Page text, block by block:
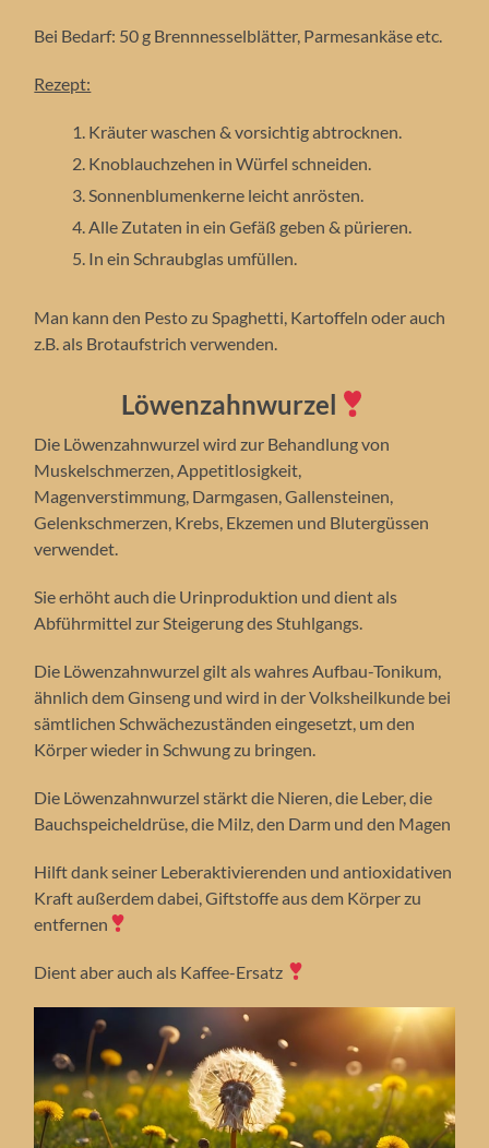
Bei Bedarf: 50 g Brennnesselblätter, Parmesankäse etc.
Rezept:
Kräuter waschen & vorsichtig abtrocknen.
Knoblauchzehen in Würfel schneiden.
Sonnenblumenkerne leicht anrösten.
Alle Zutaten in ein Gefäß geben & pürieren.
In ein Schraubglas umfüllen.
Man kann den Pesto zu Spaghetti, Kartoffeln oder auch
z.B. als Brotaufstrich verwenden.
Löwenzahnwurzel
Die Löwenzahnwurzel wird zur Behandlung von
Muskelschmerzen, Appetitlosigkeit,
Magenverstimmung, Darmgasen, Gallensteinen,
Gelenkschmerzen, Krebs, Ekzemen und Blutergüssen
verwendet.
Sie erhöht auch die Urinproduktion und dient als
Abführmittel zur Steigerung des Stuhlgangs.
Die Löwenzahnwurzel gilt als wahres Aufbau-Tonikum,
ähnlich dem Ginseng und wird in der Volksheilkunde bei
sämtlichen Schwächezuständen eingesetzt, um den
Körper wieder in Schwung zu bringen.
Die Löwenzahnwurzel stärkt die Nieren, die Leber, die
Bauchspeicheldrüse, die Milz, den Darm und den Magen
Hilft dank seiner Leberaktivierenden und antioxidativen
Kraft außerdem dabei, Giftstoffe aus dem Körper zu
entfernen
Dient aber auch als Kaffee-Ersatz